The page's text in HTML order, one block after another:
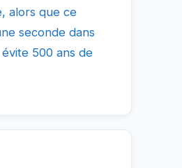
alors que ce
seconde dans
500 ans de